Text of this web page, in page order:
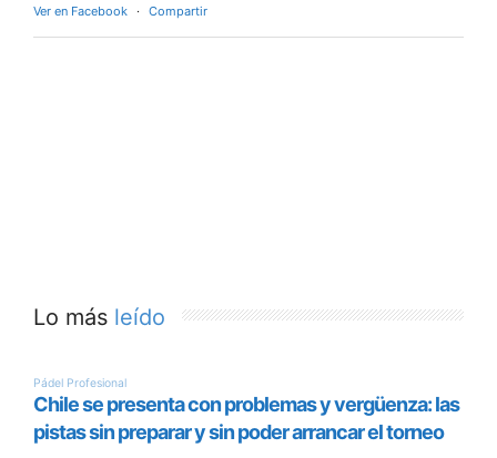
Ver en Facebook · Compartir
Lo más leído